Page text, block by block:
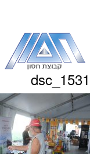
העמוד
dsc_1531